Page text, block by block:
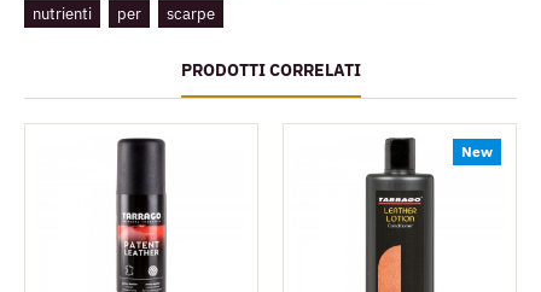
nutrienti
per scarpe
PRODOTTI CORRELATI
New